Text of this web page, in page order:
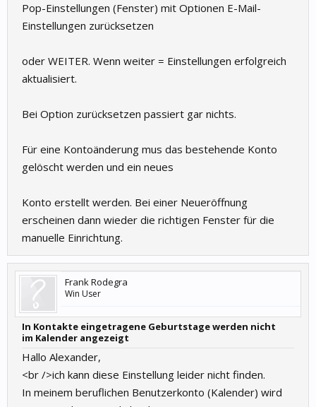
Pop-Einstellungen (Fenster) mit Optionen E-Mail-
Einstellungen zurücksetzen
oder WEITER. Wenn weiter = Einstellungen erfolgreich
aktualisiert.
Bei Option zurücksetzen passiert gar nichts.
Für eine Kontoänderung mus das bestehende Konto
gelöscht werden und ein neues
Konto erstellt werden. Bei einer Neueröffnung
erscheinen dann wieder die richtigen Fenster für die
manuelle Einrichtung.
Frank Rodegra
Win User
In Kontakte eingetragene Geburtstage werden nicht
im Kalender angezeigt
Hallo Alexander,
<br />ich kann diese Einstellung leider nicht finden.
In meinem beruflichen Benutzerkonto (Kalender) wird